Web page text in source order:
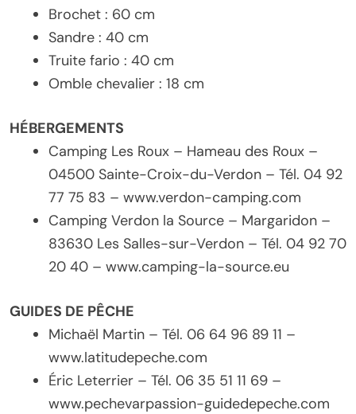
Brochet : 60 cm
Sandre : 40 cm
Truite fario : 40 cm
Omble chevalier : 18 cm
HÉBERGEMENTS
Camping Les Roux – Hameau des Roux –
04500 Sainte-Croix-du-Verdon – Tél. 04 92
77 75 83 – www.verdon-camping.com
Camping Verdon la Source – Margaridon –
83630 Les Salles-sur-Verdon – Tél. 04 92 70
20 40 – www.camping-la-source.eu
GUIDES DE PÊCHE
Michaël Martin – Tél. 06 64 96 89 11 –
www.latitudepeche.com
Éric Leterrier – Tél. 06 35 51 11 69 –
www.pechevarpassion-guidedepeche.com